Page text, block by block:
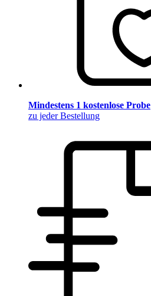
Mindestens 1 kostenlose Probe
zu jeder Bestellung